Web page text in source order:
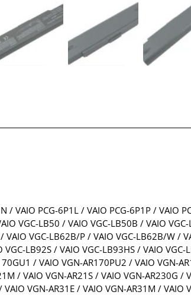
/ VAIO PCG-6P1L / VAIO PCG-6P1P / VAIO
VGC-LB50 / VAIO VGC-LB50B / VAIO
VAIO VGC-LB62B/P / VAIO VGC-LB62B/W /
VGC-LB92S / VAIO VGC-LB93HS / VAIO
/ VAIO VGN-AR170PU2 / VAIO VGN-
/ VAIO VGN-AR21S / VAIO VGN-AR230G
VAIO VGN-AR31E / VAIO VGN-AR31M /